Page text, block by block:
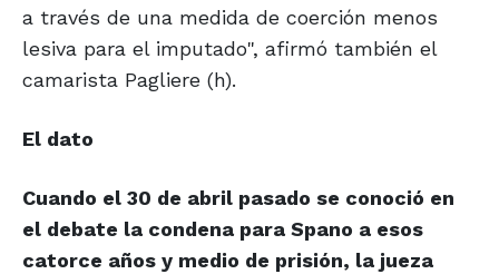
a través de una medida de coerción menos
lesiva para el imputado", afirmó también el
camarista Pagliere (h).
El dato
Cuando el 30 de abril pasado se conoció en
el debate la condena para Spano a esos
catorce años y medio de prisión, la jueza